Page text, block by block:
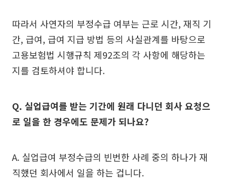
따라서 사연자의 부정수급 여부는 근로 시간, 재직 기
간, 급여, 급여 지급 방법 등의 사실관계를 바탕으로
고용보험법 시행규칙 제92조의 각 사항에 해당하는
지를 검토하셔야 합니다.
Q. 실업급여를 받는 기간에 원래 다니던 회사 요청으
로 일을 한 경우에도 문제가 되나요?
A. 실업급여 부정수급의 빈번한 사례 중의 하나가 재
직했던 회사에서 일을 하는 겁니다.